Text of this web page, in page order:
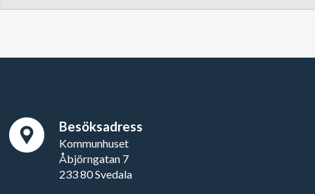
Besöksadress
Kommunhuset
Åbjörngatan 7
233 80 Svedala